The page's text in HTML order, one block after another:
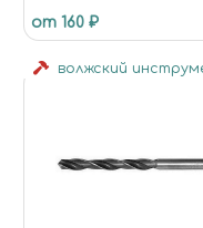
от 160 ₽
волжский